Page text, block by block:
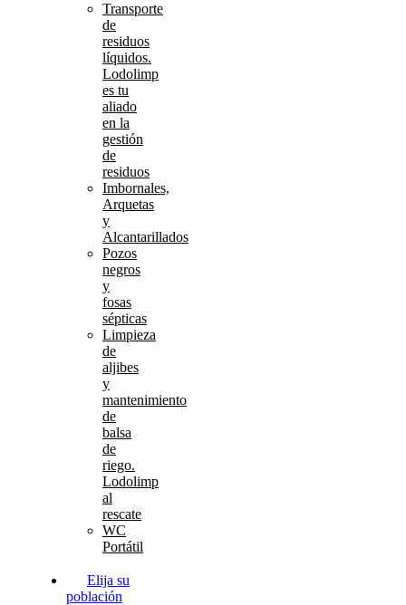
Transporte
de
residuos
líquidos.
Lodolimp
es tu
aliado
en la
gestión
de
residuos
Imbornales,
Arquetas
y
Alcantarillados
Pozos
negros
y
fosas
sépticas
Limpieza
de
aljibes
y
mantenimiento
de
balsa
de
riego.
Lodolimp
al
rescate
WC
Portátil
Elija su
población